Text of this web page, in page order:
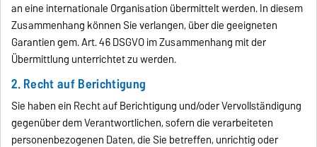
an eine internationale Organisation übermittelt werden. In diesem
Zusammenhang können Sie verlangen, über die geeigneten
Garantien gem. Art. 46 DSGVO im Zusammenhang mit der
Übermittlung unterrichtet zu werden.
2. Recht auf Berichtigung
Sie haben ein Recht auf Berichtigung und/oder Vervollständigung
gegenüber dem Verantwortlichen, sofern die verarbeiteten
personenbezogenen Daten, die Sie betreffen, unrichtig oder